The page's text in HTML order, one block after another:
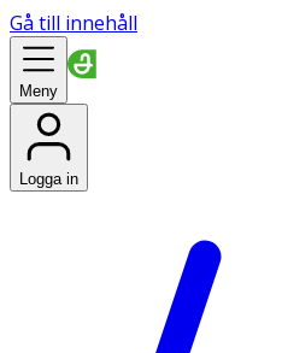
Gå till innehåll
Meny
Logga in